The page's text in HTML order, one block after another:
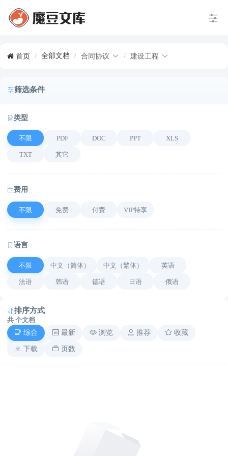
首页 / 全部文档 / 合同协议 / 建设工程
筛选条件
类型
不限 PDF DOC PPT XLS
TXT 其它
费用
不限 免费 付费 VIP特享
语言
不限 中文（简体） 中文（繁体） 英语
法语 韩语 德语 日语 俄语
排序方式
共 个文档
综合
最新 浏览 推荐 收藏
下载 页数